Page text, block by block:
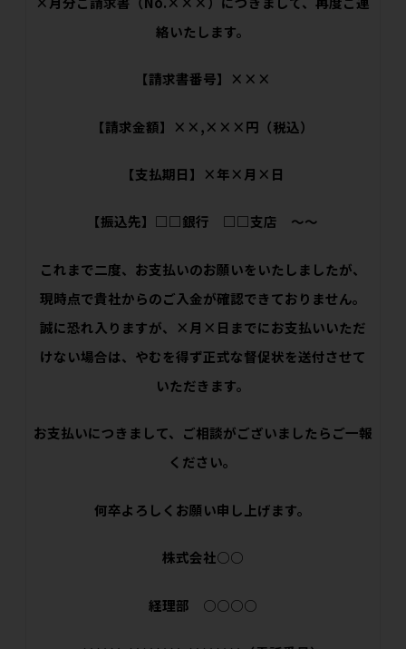
絡いたします。
【請求書番号】×××
【請求金額】××,×××円（税込）
【支払期日】×年×月×日
【振込先】□□銀行 □□支店 ～～
これまで二度、お支払いのお願いをいたしましたが、
現時点で貴社からのご入金が確認できておりません。
誠に恐れ入りますが、×月×日までにお支払いいただ
けない場合は、やむを得ず正式な督促状を送付させて
いただきます。
お支払いにつきまして、ご相談がございましたらご一報
ください。
何卒よろしくお願い申し上げます。
株式会社○○
経理部 ○○○○